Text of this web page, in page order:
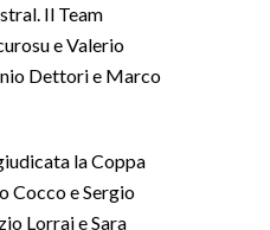
Il Team
e Valerio
Dettori e Marco
la Coppa
Cocco e Sergio
Lorrai e Sara